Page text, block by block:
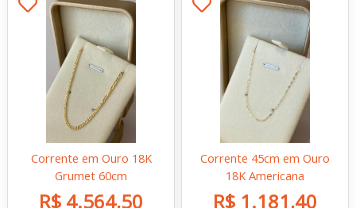
Corrente em Ouro 18K
Grumet 60cm
R$ 4.564,50
Corrente 45cm em Ouro
18K Americana
R$ 1.181,40